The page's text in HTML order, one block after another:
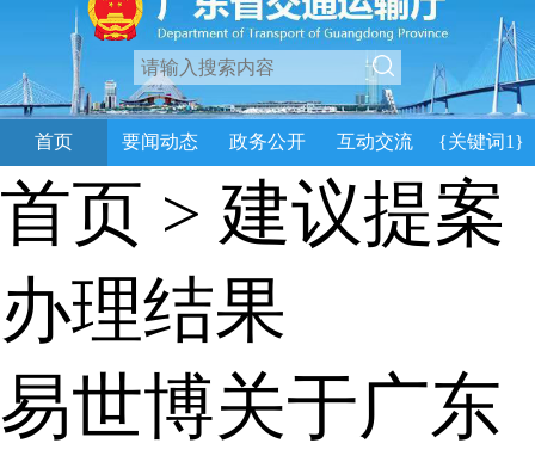
首页 要闻动态 政务公开 互动交流 {关键词1}
首页 > 建议提案
办理结果
易世博关于广东